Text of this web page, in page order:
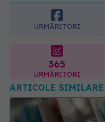
URMĂRITORI
365
URMĂRITORI
ARTICOLE SIMILARE